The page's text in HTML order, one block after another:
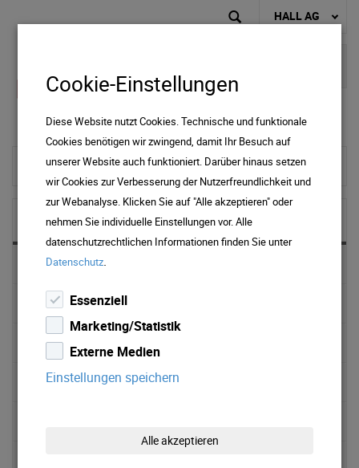
HALL AG
zur Startseite
NEWS & MEDIA
News 2025
News 2024
News 2023
News 2022
Cookie-Einstellungen
Diese Website nutzt Cookies. Technische und funktionale
Cookies benötigen wir zwingend, damit Ihr Besuch auf
unserer Website auch funktioniert. Darüber hinaus setzen
wir Cookies zur Verbesserung der Nutzerfreundlichkeit und
zur Webanalyse. Klicken Sie auf "Alle akzeptieren" oder
nehmen Sie individuelle Einstellungen vor. Alle
datenschutzrechtlichen Informationen finden Sie unter
Datenschutz.
Essenziell
Marketing/Statistik
Externe Medien
Einstellungen speichern
Alle akzeptieren